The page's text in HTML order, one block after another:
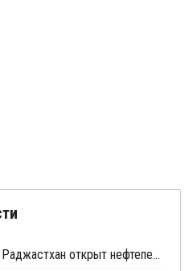
В индийском штате Раджастхан открыт нефтеперерабатывающий комплекс